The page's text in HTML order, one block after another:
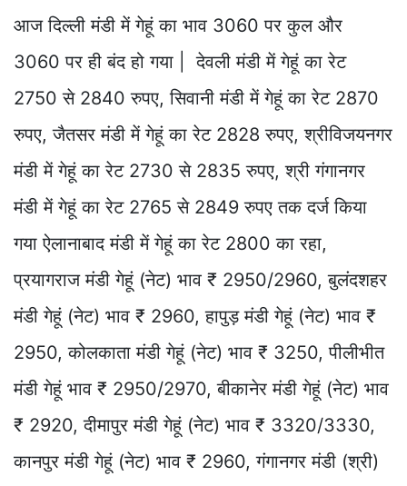
आज दिल्ली मंडी में गेहूं का भाव 3060 पर कुल और
3060 पर ही बंद हो गया | देवली मंडी में गेहूं का रेट
2750 से 2840 रुपए, सिवानी मंडी में गेहूं का रेट 2870
रुपए, जैतसर मंडी में गेहूं का रेट 2828 रुपए, श्रीविजयनगर
मंडी में गेहूं का रेट 2730 से 2835 रुपए, श्री गंगानगर
मंडी में गेहूं का रेट 2765 से 2849 रुपए तक दर्ज किया
गया ऐलानाबाद मंडी में गेहूं का रेट 2800 का रहा,
प्रयागराज मंडी गेहूं (नेट) भाव ₹ 2950/2960, बुलंदशहर
मंडी गेहूं (नेट) भाव ₹ 2960, हापुड़ मंडी गेहूं (नेट) भाव ₹
2950, कोलकाता मंडी गेहूं (नेट) भाव ₹ 3250, पीलीभीत
मंडी गेहूं भाव ₹ 2950/2970, बीकानेर मंडी गेहूं (नेट) भाव
₹ 2920, दीमापुर मंडी गेहूं (नेट) भाव ₹ 3320/3330,
कानपुर मंडी गेहूं (नेट) भाव ₹ 2960, गंगानगर मंडी (श्री)